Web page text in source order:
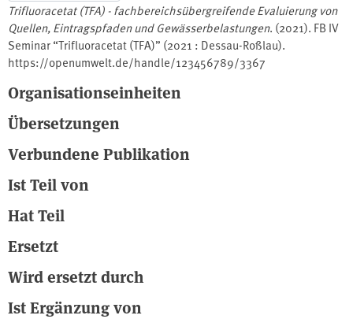
Trifluoracetat (TFA) - fachbereichsübergreifende Evaluierung von
Quellen, Eintragspfaden und Gewässerbelastungen. (2021). FB IV
Seminar “Trifluoracetat (TFA)” (2021 : Dessau-Roßlau).
https://openumwelt.de/handle/123456789/3367
Organisationseinheiten
Übersetzungen
Verbundene Publikation
Ist Teil von
Hat Teil
Ersetzt
Wird ersetzt durch
Ist Ergänzung von